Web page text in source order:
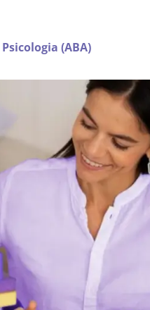
Psicologia (ABA)